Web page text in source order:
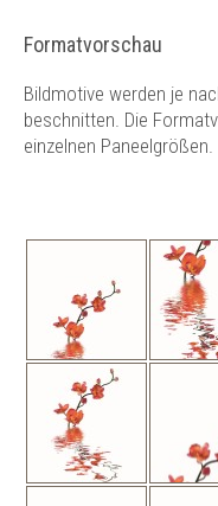
Formatvorschau
Bildmotive werden je
beschnitten. Die
einzelnen